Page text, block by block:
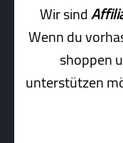
Wir sind
Wenn du
shoppen
unterstützen